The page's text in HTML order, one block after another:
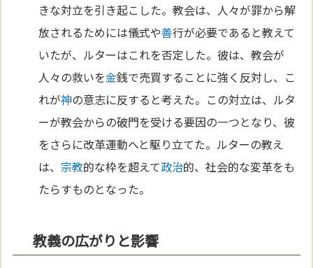
きな対立を引き起こした。教会は、人々が罪から解
放されるためには儀式や善行が必要であると教えて
いたが、ルターはこれを否定した。彼は、教会が
人々の救いを金銭で売買することに強く反対し、こ
れが神の意志に反すると考えた。この対立は、ルタ
ーが教会からの破門を受ける要因の一つとなり、彼
をさらに改革運動へと駆り立てた。ルターの教え
は、 宗教的な枠を超えて政治的、社会的な変革をも
たらすものとなった。
教義の広がりと影響